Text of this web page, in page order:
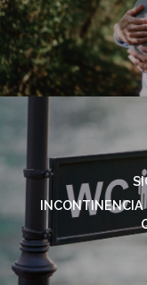
INCONTINENCIA